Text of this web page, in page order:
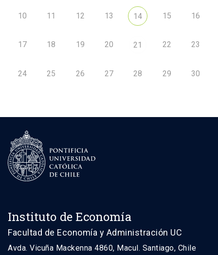
10 11 12 13 14 15 16
17 18 19 20 21 22 23
24 25 26 27 28 29 30
Instituto de Economía
Facultad de Economía y Administración UC
Avda. Vicuña Mackenna 4860, Macul. Santiago, Chile